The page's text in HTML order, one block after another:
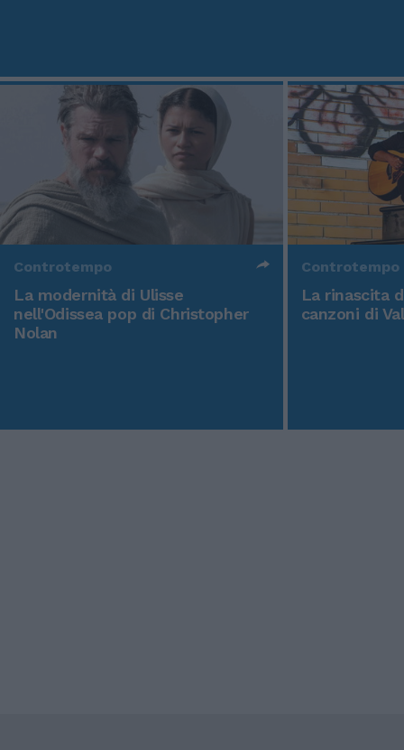
Controtempo
La modernità di Ulisse
nell'Odissea pop di Christopher
Nolan
Controtempo
La rinascita
canzoni di